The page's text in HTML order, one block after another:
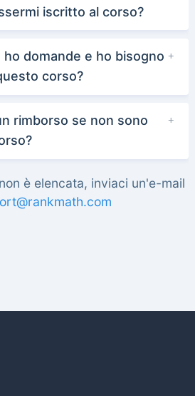
iscritto al corso?
domande e ho bisogno
corso?
rimborso se non sono
è elencata, inviaci un'e-mail